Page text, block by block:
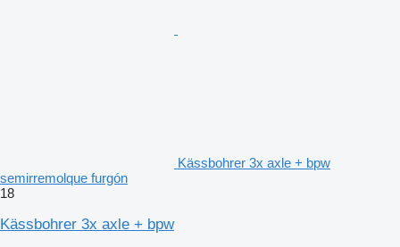
Kässbohrer 3x axle + bpw
semirremolque furgón
18
Kässbohrer 3x axle + bpw